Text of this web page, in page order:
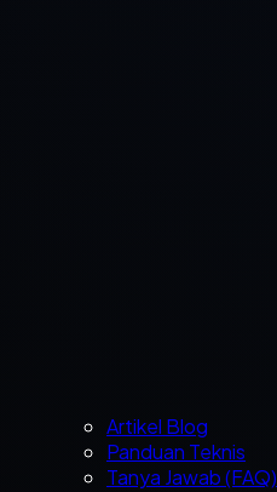
Artikel Blog
Panduan Teknis
Tanya Jawab (FAQ)